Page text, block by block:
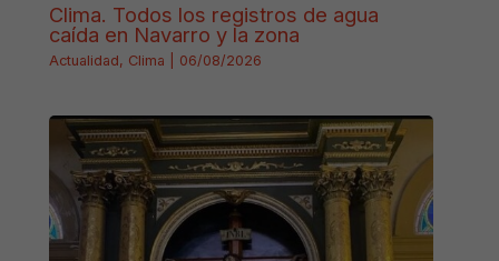
Clima. Todos los registros de agua
caída en Navarro y la zona
Actualidad, Clima 06/08/2026